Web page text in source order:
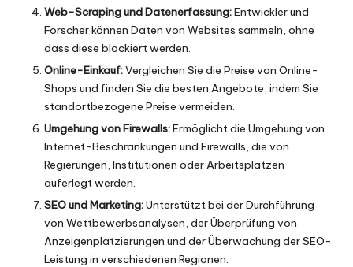
Web-Scrapingund Datenerfassung:Entwickler und
Forscher können Daten von Websites sammeln, ohne
dass diese blockiert werden.
Online-Einkauf:Vergleichen Sie die Preise von Online-
Shops und finden Sie die besten Angebote, indem Sie
standortbezogene Preise vermeiden.
Umgehung von Firewalls:Ermöglicht die Umgehung von
Internet-Beschränkungen und Firewalls, die von
Regierungen, Institutionen oder Arbeitsplätzen
auferlegt werden.
SEO und Marketing:Unterstützt bei der Durchführung
von Wettbewerbsanalysen, der Überprüfung von
Anzeigenplatzierungen und der Überwachung der SEO-
Leistung in verschiedenen Regionen.